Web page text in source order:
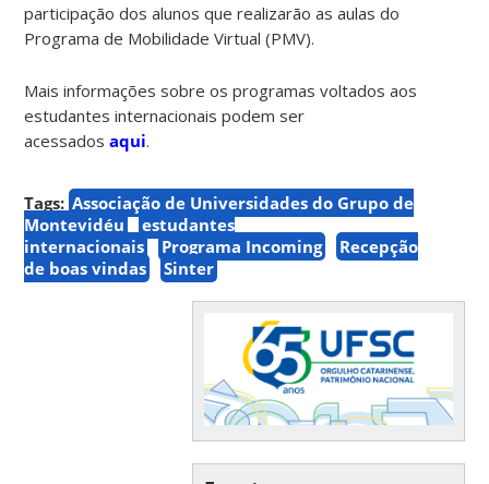
participação dos alunos que realizarão as aulas do
Programa de Mobilidade Virtual (PMV).
Mais informações sobre os programas voltados aos
estudantes internacionais podem ser
acessadosaqui.
Tags: Associação de Universidades do Grupo de
Montevidéu
estudantes
internacionais
Programa Incoming
Recepção
de boas vindas
Sinter